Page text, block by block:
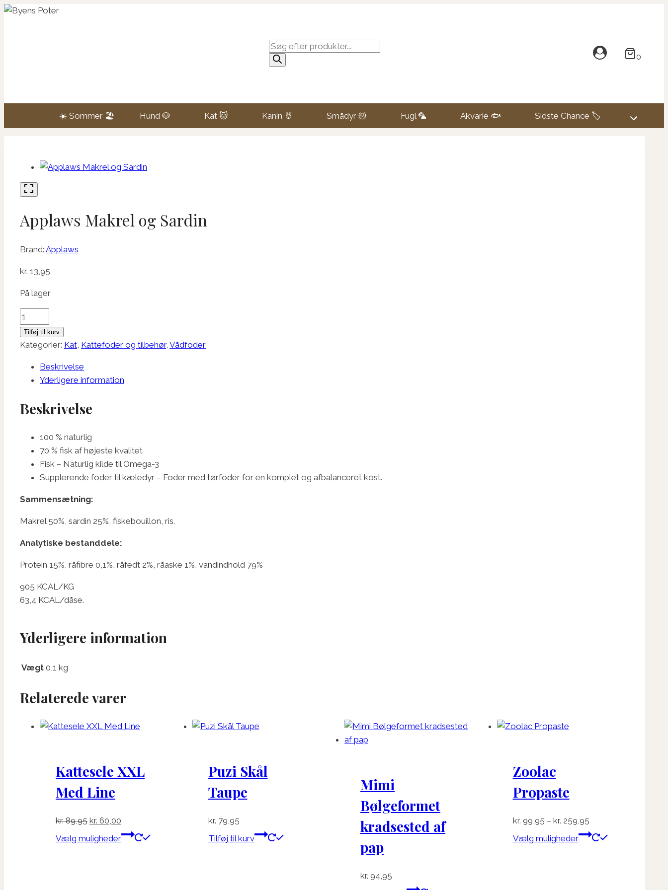
Fortsæt
Products
search
0
☀️ Sommer 🏖️ Hund 🐶 Kat 🐱 Kanin 🐰 Smådyr 🐹 Fugl 🦜 Akvarie 🐟 Sidste Chance 🏷️
Applaws Makrel og Sardin
Brand: Applaws
kr. 13,95
På lager
Applaws
Makrel
og
antal
Tilføj til kurv
Kategorier: Kat Kattefoder og tilbehør, Vådfoder
Beskrivelse
Yderligere information
Beskrivelse
100 % naturlig
70 % fisk af højeste kvalitet
Fisk – Naturlig kilde til Omega-3
Supplerende foder til kæledyr – Foder med tørfoder for en komplet og afbalanceret kost.
Sammensætning:
Makrel 50%, sardin 25%, fiskebouillon, ris.
Analytiske bestanddele:
Protein 15%, råfibre 0,1%, råfedt 2%, råaske 1%, vandindhold 79%
905 KCAL/KG
63,4 KCAL/dåse.
Yderligere information
Vægt 0,1 kg
Relaterede varer
Kattesele XXL
Med Line
kr.89,95 Den
oprindelige
pris
kr. 60,00
aktuelle
Vælg muligheder
Dette
Puzi Skål
Taupe
kr. 79,95
Tilføj til kurv
Mimi
Bølgeformet
kradsested af
pap
kr. 94,95
Zoolac
Propaste
kr. 99,95 – kr. 259,95Prisinterval:
kr. 99,95
Vælg muligheder
Dette